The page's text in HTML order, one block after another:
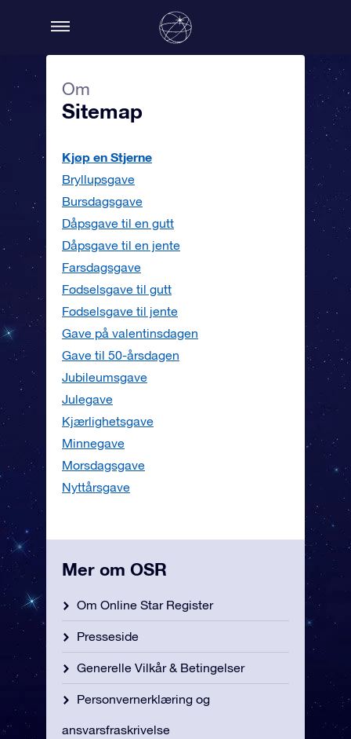
Om
Sitemap
Kjøp en Stjerne
Bryllupsgave
Bursdagsgave
Dåpsgave til en gutt
Dåpsgave til en jente
Farsdagsgave
Fødselsgave til gutt
Fødselsgave til jente
Gave på valentinsdagen
Gave til 50-årsdagen
Jubileumsgave
Julegave
Kjærlighetsgave
Minnegave
Morsdagsgave
Nyttårsgave
Mer om OSR
Om Online Star Register
Presseside
Generelle Vilkår & Betingelser
Personvernerklæring og
ansvarsfraskrivelse